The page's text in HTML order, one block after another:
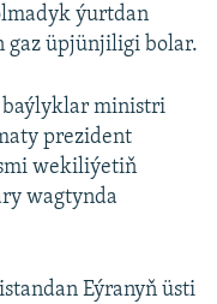
ýurtdan
gaz üpjünjiligi bolar.
ministri
prezident
wekiliýetiň
wagtynda
Eýranyň üsti